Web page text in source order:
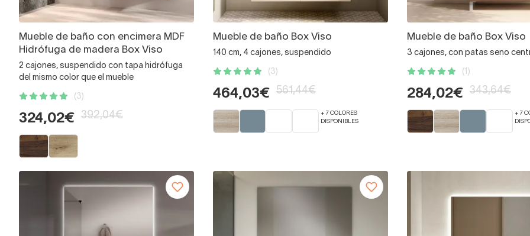
Mueble de baño con encimera MDF
Hidrófuga de madera Box Viso
2 cajones, suspendido con tapa hidrófuga
del mismo color que el mueble
(3)
324,02€ 392,04€
Mueble de baño Box Viso
140 cm, 4 cajones, suspendido
(3)
464,03€ 561,44€
+ 7 COLORES
DISPONIBLES
Mueble de baño Box Viso
3 cajones, con patas seno
(1)
284,02€ 343,64€
+ 7